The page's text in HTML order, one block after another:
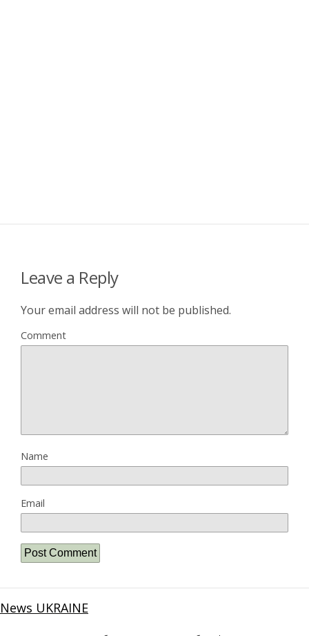
Leave a Reply
Your email address will not be published.
Comment
Name
Email
News UKRAINE